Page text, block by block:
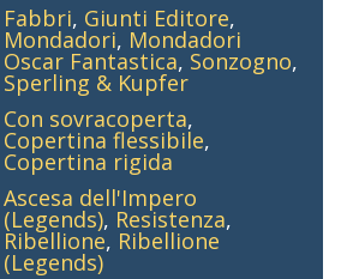
Fabbri, Giunti Editore,
Mondadori, Mondadori
Oscar Fantastica, Sonzogno,
Sperling & Kupfer
Con sovracoperta,
Copertina flessibile,
Copertina rigida
Ascesa dell'Impero
(Legends), Resistenza,
Ribellione, Ribellione
(Legends)